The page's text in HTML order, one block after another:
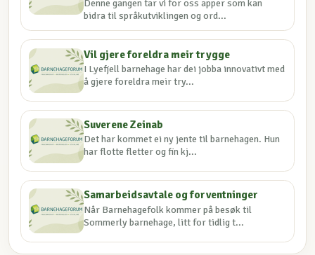
Denne gangen tar vi for oss apper som kan
bidra til språkutviklingen og ord...
Vil gjere foreldra meir trygge
I Lyefjell barnehage har dei jobba innovativt med
å gjere foreldra meir try...
Suverene Zeinab
Det har kommet ei ny jente til barnehagen. Hun
har flotte fletter og fin kj...
Samarbeidsavtale og forventninger
Når Barnehagefolk kommer på besøk til
Sommerly barnehage, litt for tidlig t...